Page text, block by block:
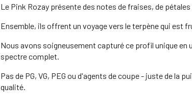
Le Pink Rozay présente des notes de fraises, de
Ensemble, ils offrent un voyage vers le terpène qui est
Nous avons soigneusement capturé ce profil unique
spectre complet.
Pas de PG, VG, PEG ou d'agents de coupe - juste de la
qualité.